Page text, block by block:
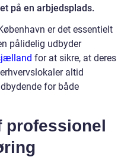
på en arbjedsplads.
er det essentielt
pålidelig udbyder
for at sikre, at deres
altid
for både
professionel